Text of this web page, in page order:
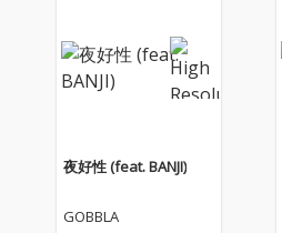
夜好性 (feat. BANJI)
GOBBLA